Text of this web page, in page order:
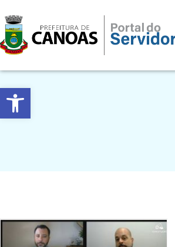
Abrir a barra de